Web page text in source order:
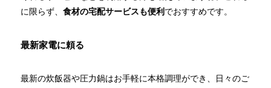
に限らず、食材の宅配サービスも便利 でおすすめです。
最新家電に頼る
最新の炊飯器や圧力鍋はお手軽に本格調理ができ、日々のご